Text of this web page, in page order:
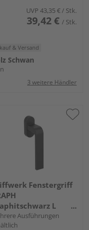
UVP 43,35 €/ Stk.
39,42 € / Stk.
& Versand
Schwan
3 weitere Händler
Fenstergriff
L
Ausführungen